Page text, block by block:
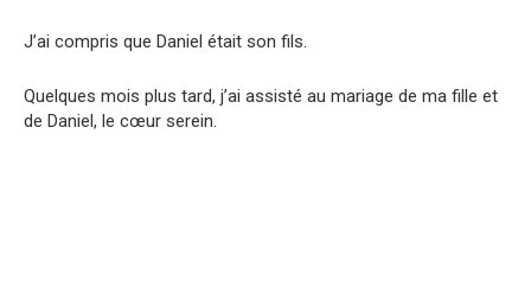
J’ai compris que Daniel était son fils.
Quelques mois plus tard, j’ai assisté au mariage de ma fille et
de Daniel, le cœur serein.